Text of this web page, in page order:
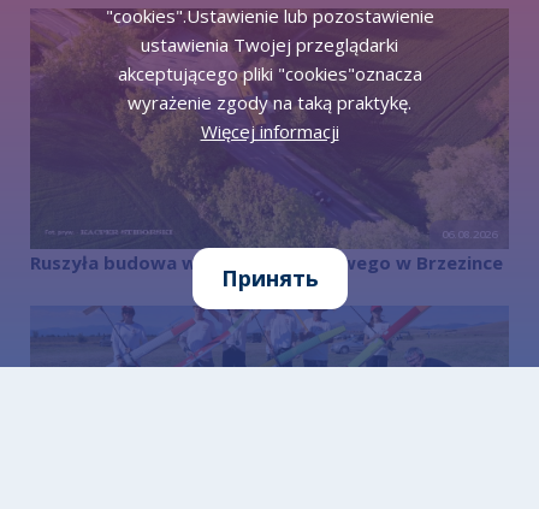
06.08.2026
Ruszyła budowa węzła przesiadkowego w Brzezince
"cookies".Ustawienie lub pozostawienie
ustawienia Twojej przeglądarki
akceptującego pliki "cookies"oznacza
wyrażenie zgody na taką praktykę.
Więcej informacji
Принять